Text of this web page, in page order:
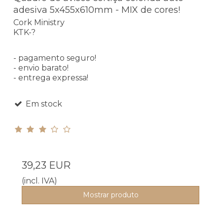
adesiva 5x455x610mm - MIX de cores!
Cork Ministry
KTK-?
- pagamento seguro!
- envio barato!
- entrega expressa!
Em stock
39,23 EUR
(incl. IVA)
Mostrar produto